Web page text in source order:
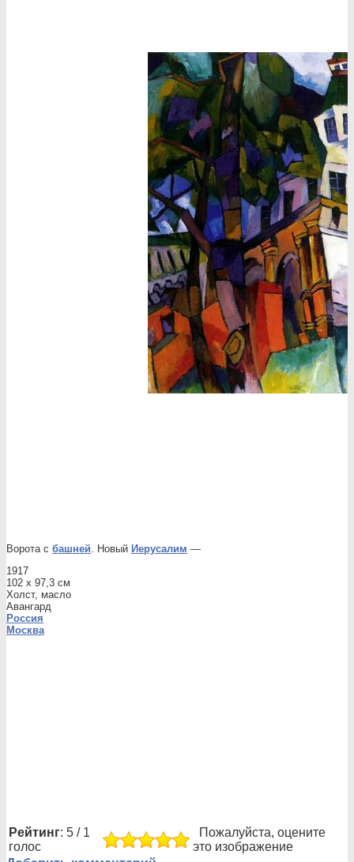
Ворота с башней. Новый Иерусалим —
1917
102 х 97,3 см
Холст, масло
Авангард
Россия
Москва
Рейтинг: 5 / 1
голос
Пожалуйста, оцените
это изображение